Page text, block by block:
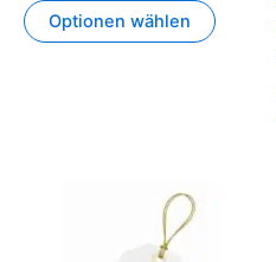
Optionen wählen